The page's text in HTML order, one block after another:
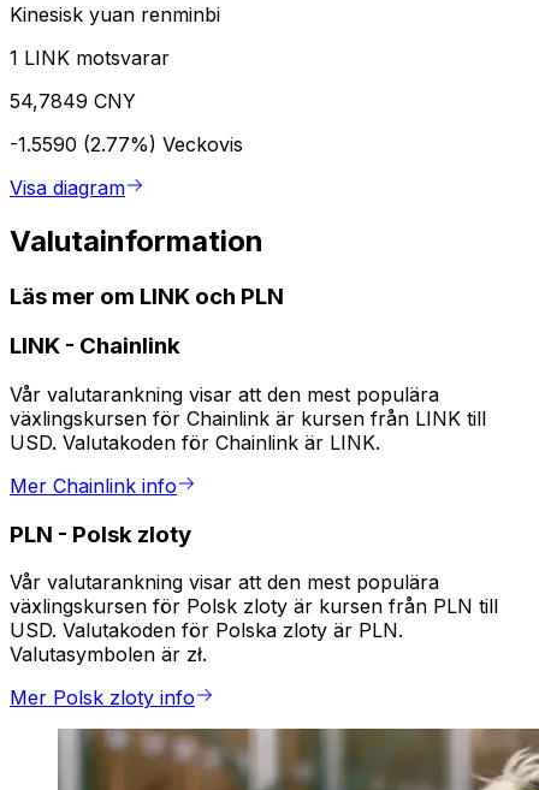
Kinesisk yuan renminbi
1 LINK motsvarar
54,7849 CNY
-1.5590 (2.77%) Veckovis
Visa diagram
Valutainformation
Läs mer om LINK och PLN
LINK - Chainlink
Vår valutarankning visar att den mest populära
växlingskursen för Chainlink är kursen från LINK till
USD. Valutakoden för Chainlink är LINK.
Mer Chainlink info
PLN - Polsk zloty
Vår valutarankning visar att den mest populära
växlingskursen för Polsk zloty är kursen från PLN till
USD. Valutakoden för Polska zloty är PLN.
Valutasymbolen är zł.
Mer Polsk zloty info